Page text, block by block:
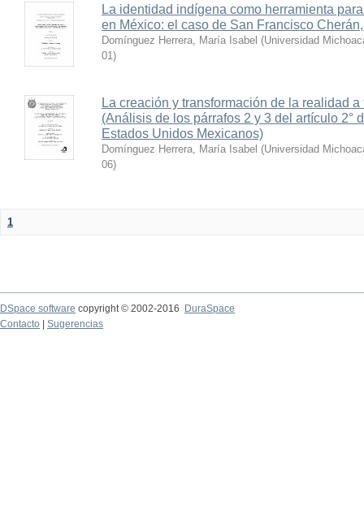
La identidad indígena como herramienta
en México: el caso de San Francisco
Domínguez Herrera, María Isabel (Universidad
01)
La creación y transformación de la realidad
(Análisis de los párrafos 2 y 3 del artículo 2°
Estados Unidos Mexicanos)
Domínguez Herrera, María Isabel (Universidad
06)
1
DSpace software copyright © 2002-2016
DuraSpace
Contacto
Sugerencias